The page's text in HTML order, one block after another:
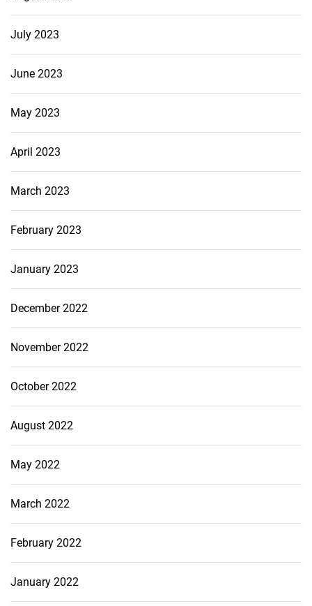
July 2023
June 2023
May 2023
April 2023
March 2023
February 2023
January 2023
December 2022
November 2022
October 2022
August 2022
May 2022
March 2022
February 2022
January 2022